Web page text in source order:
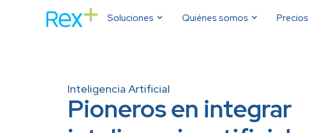
Soluciones Quiénes somos Precios
Inteligencia Artificial
Pioneros en integrar